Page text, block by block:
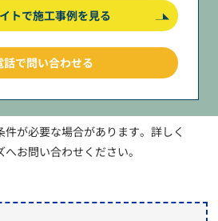
トで施工事例を見る
話で問い合わせる
が必要な場合があります。詳しく
お問い合わせください。